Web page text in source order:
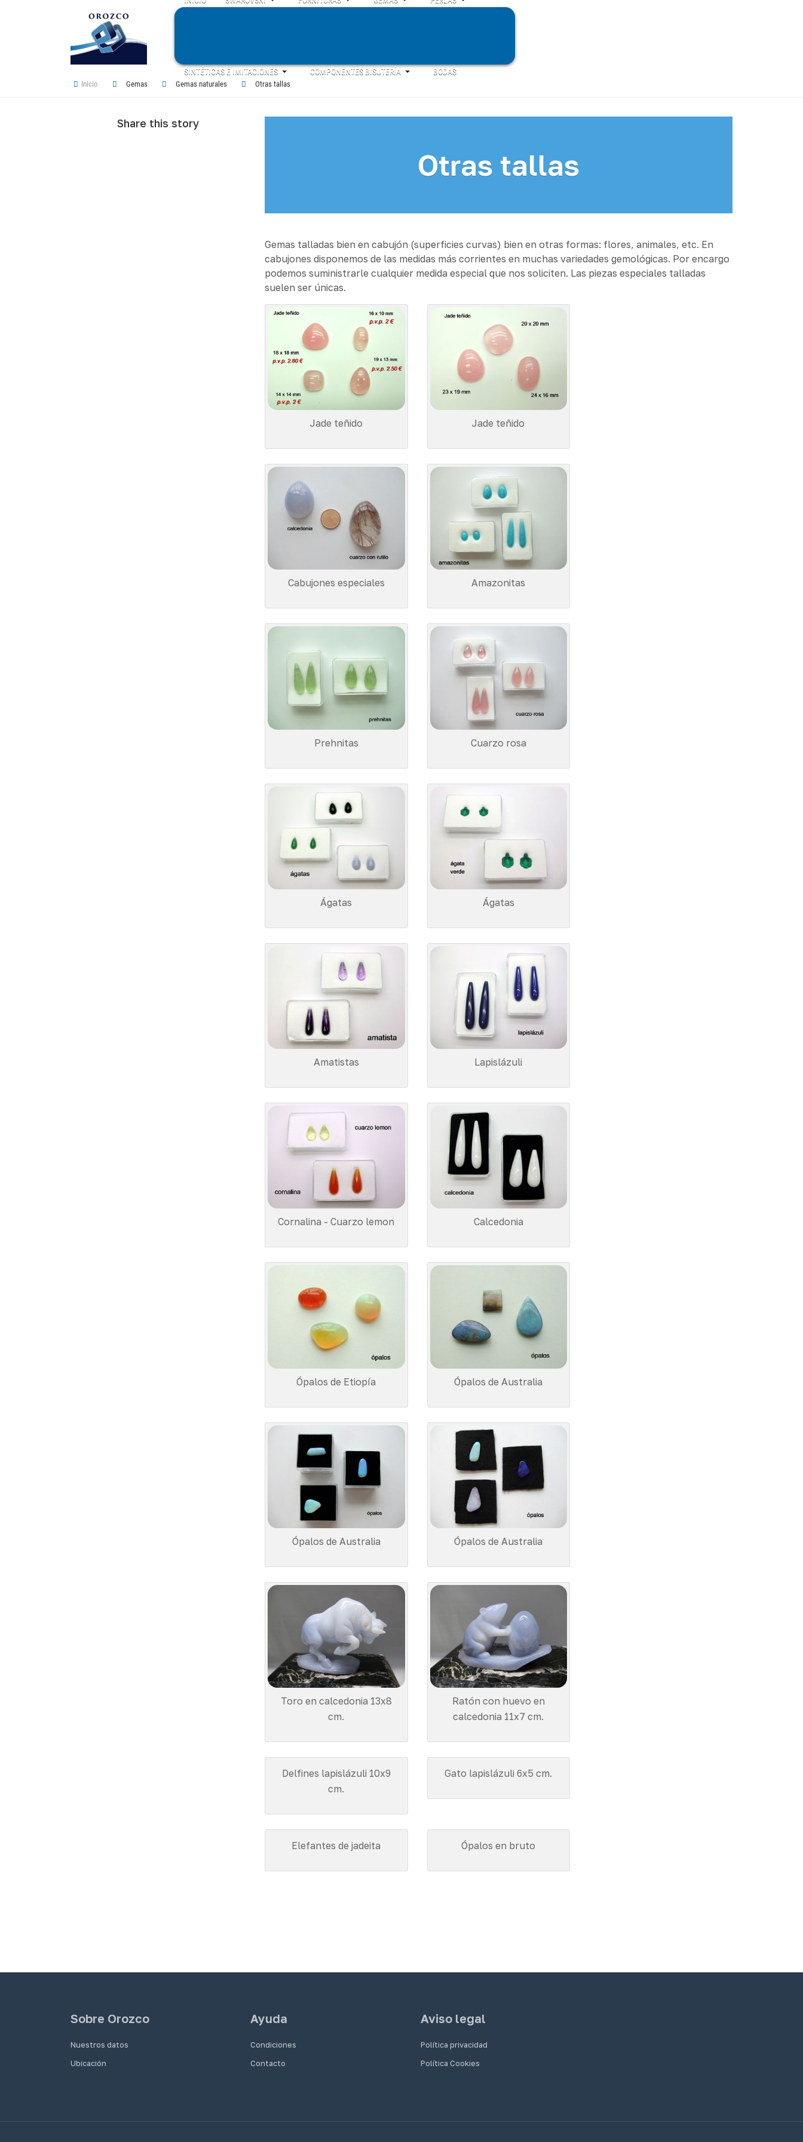
SINTÉTICAS E IMITACIONES COMPONENTES BISUTERÍA BODAS
Inicio Gemas Gemas naturales Otras tallas
Share this story
Otras tallas
Gemas talladas bien en cabujón (superficies curvas) bien en otras formas: flores, animales, etc. En
cabujones disponemos de las medidas más corrientes en muchas variedades gemológicas. Por encargo
podemos suministrarle cualquier medida especial que nos soliciten. Las piezas especiales talladas
suelen ser únicas.
Jade teñido Jade teñido
Cabujones especiales Amazonitas
Prehnitas Cuarzo rosa
Ágatas Ágatas
Amatistas Lapislázuli
Cornalina - Cuarzo lemon Calcedonia
Ópalos de Etiopía Ópalos de Australia
Ópalos de Australia Ópalos de Australia
Toro en calcedonia 13x8
cm.
Ratón con huevo en
calcedonia 11x7 cm.
Delfines lapislázuli 10x9
cm.
Gato lapislázuli 6x5 cm.
Elefantes de jadeita Ópalos en bruto
Sobre Orozco
Nuestros datos
Ubicación
Ayuda
Condiciones
Contacto
Aviso legal
Política privacidad
Política Cookies